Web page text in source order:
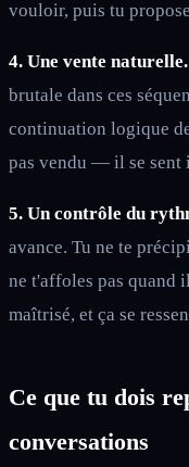
vouloir, puis tu
4. Une vente naturelle.
brutale dans ces
continuation logique
pas vendu — il se sent
5. Un contrôle du
avance. Tu ne te
ne t'affoles pas quand
maîtrisé, et ça se
Ce que tu dois
conversations